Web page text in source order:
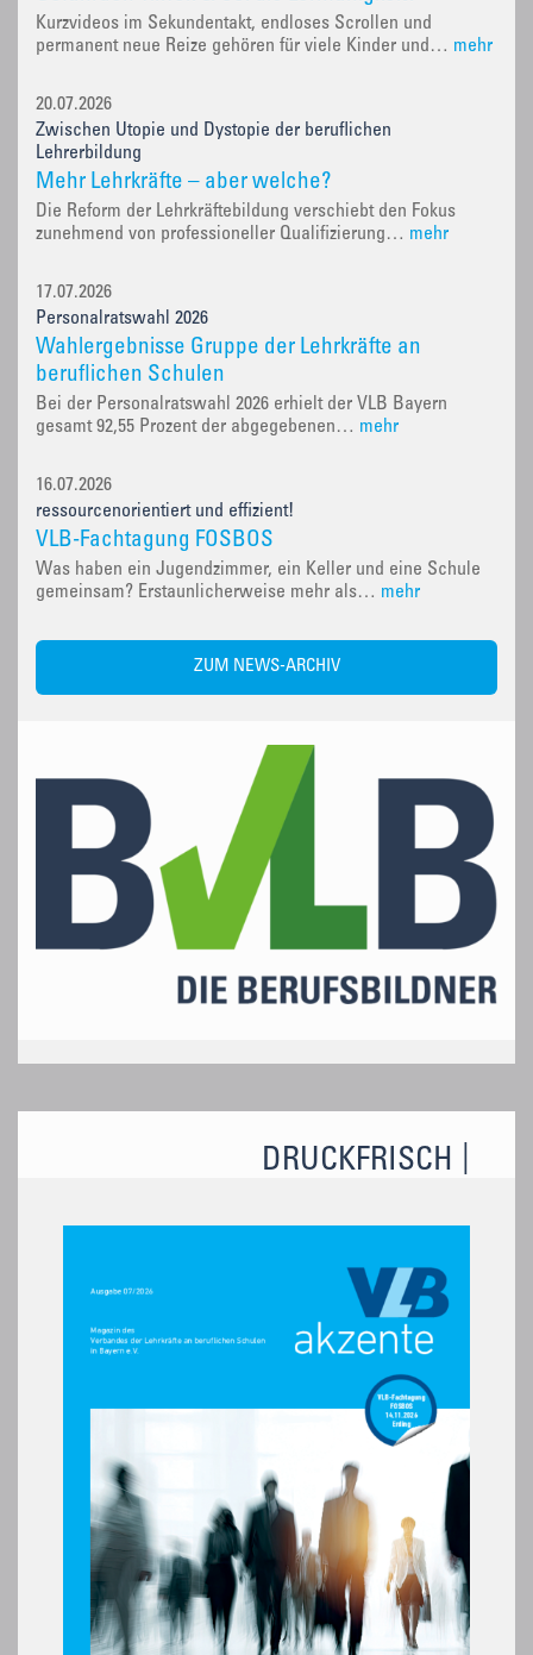
Kurzvideos im Sekundentakt, endloses Scrollen und
permanent neue Reize gehören für viele Kinder und… mehr
20.07.2026
Zwischen Utopie und Dystopie der beruflichen
Lehrerbildung
Mehr Lehrkräfte – aber welche?
Die Reform der Lehrkräftebildung verschiebt den Fokus
zunehmend von professioneller Qualifizierung… mehr
17.07.2026
Personalratswahl 2026
Wahlergebnisse Gruppe der Lehrkräfte an
beruflichen Schulen
Bei der Personalratswahl 2026 erhielt der VLB Bayern
gesamt 92,55 Prozent der abgegebenen… mehr
16.07.2026
ressourcenorientiert und effizient!
VLB-Fachtagung FOSBOS
Was haben ein Jugendzimmer, ein Keller und eine Schule
gemeinsam? Erstaunlicherweise mehr als… mehr
ZUM NEWS-ARCHIV
DRUCKFRISCH